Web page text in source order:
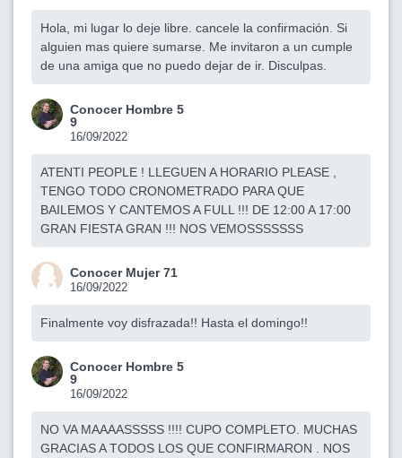
Hola, mi lugar lo deje libre. cancele la confirmación. Si
alguien mas quiere sumarse. Me invitaron a un cumple
de una amiga que no puedo dejar de ir. Disculpas.
Conocer Hombre 5
9
16/09/2022
ATENTI PEOPLE ! LLEGUEN A HORARIO PLEASE ,
TENGO TODO CRONOMETRADO PARA QUE
BAILEMOS Y CANTEMOS A FULL !!! DE 12:00 A 17:00
GRAN FIESTA GRAN !!! NOS VEMOSSSSSSS
Conocer Mujer 71
16/09/2022
Finalmente voy disfrazada!! Hasta el domingo!!
Conocer Hombre 5
9
16/09/2022
NO VA MAAAASSSSS !!!! CUPO COMPLETO. MUCHAS
GRACIAS A TODOS LOS QUE CONFIRMARON . NOS